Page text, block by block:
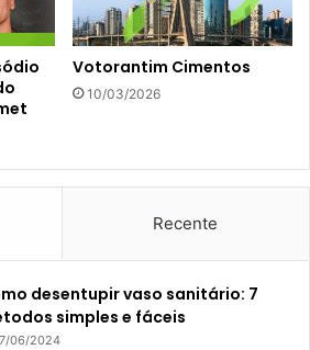
Votorantim Cimentos
10/03/2026
Recente
desentupir vaso sanitário: 7
simples e fáceis
06/2024